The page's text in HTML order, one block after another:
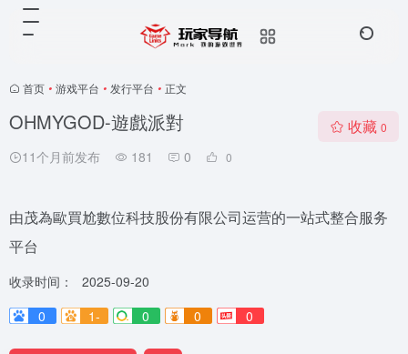
首页 • 游戏平台 • 发行平台 • 正文
OHMYGOD-遊戲派對
11个月前发布 181 0 0
收藏 0
由茂為歐買尬數位科技股份有限公司运营的一站式整合服务
平台
收录时间：
2025-09-20
0
1- 0 0 0